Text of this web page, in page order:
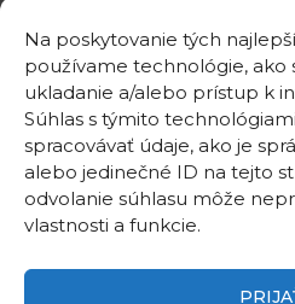
Na poskytovanie tých
používame technológie, ako
ukladanie a/alebo prístup k
Súhlas s týmito
spracovávať údaje, ako je
alebo jedinečné ID na tejto
odvolanie súhlasu môže
vlastnosti a funkcie.
GPS